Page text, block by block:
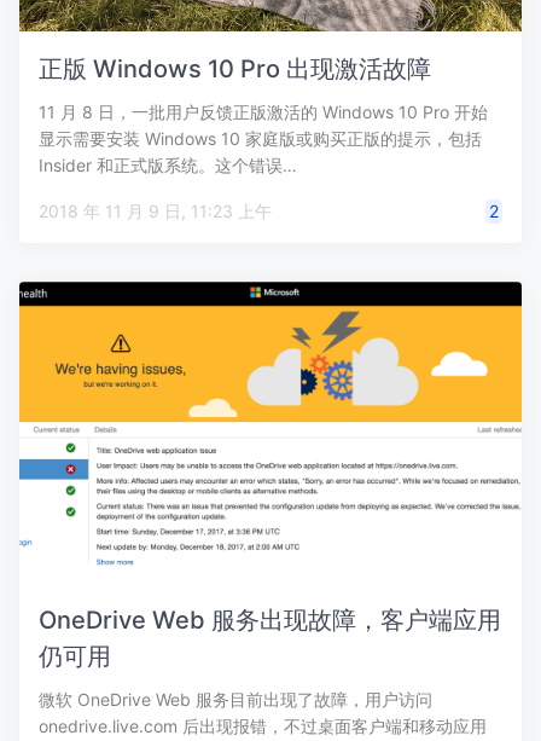
正版 Windows 10 Pro 出现激活故障
11 月 8 日，一批用户反馈正版激活的 Windows 10 Pro 开始
显示需要安装 Windows 10 家庭版或购买正版的提示，包括
Insider 和正式版系统。这个错误…
2018 年 11 月 9 日, 11:23 上午 2
OneDrive Web 服务出现故障，客户端应用
仍可用
微软 OneDrive Web 服务目前出现了故障，用户访问
onedrive.live.com 后出现报错，不过桌面客户端和移动应用